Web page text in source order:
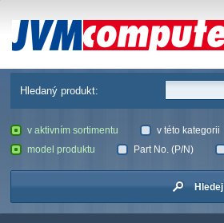
JVM Computers
Hledaný produkt:
v aktivním sortimentu
v této kategorii
model produktu
Part No. (P/N)
Hledej